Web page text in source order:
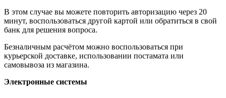
В этом случае вы можете повторить авторизацию через 20
минут, воспользоваться другой картой или обратиться в свой
банк для решения вопроса.
Безналичным расчётом можно воспользоваться при
курьерской доставке, использовании постамата или
самовывоза из магазина.
Электронные системы